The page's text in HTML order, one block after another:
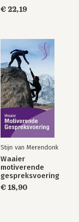
€ 22,19
Stijn van Merendonk
Waaier
motiverende
gespreksvoering
€ 18,90